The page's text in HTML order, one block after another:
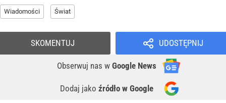
Wiadomości Świat
UDOSTĘPNIJ
Obserwuj nas w Google News
Dodaj jako źródło w Google
SKOMENTUJ